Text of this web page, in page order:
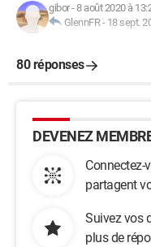
gibor-8 août 2020 à
GlennFR- 18 sept.
80 réponses
DEVENEZ
Connectez-
partagent
Suivez vos
plus de